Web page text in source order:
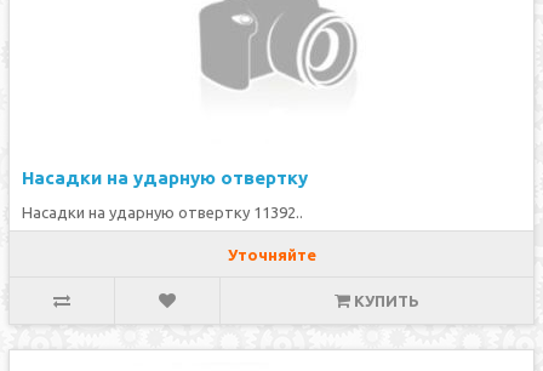
Насадки на ударную отвертку
Насадки на ударную отвертку 11392..
Уточняйте
КУПИТЬ